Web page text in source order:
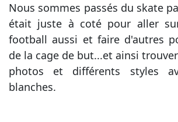
Nous sommes passés du skate
était juste à coté pour aller
football aussi et faire d'autres
de la cage de but...et ainsi
photos et différents styles
blanches.